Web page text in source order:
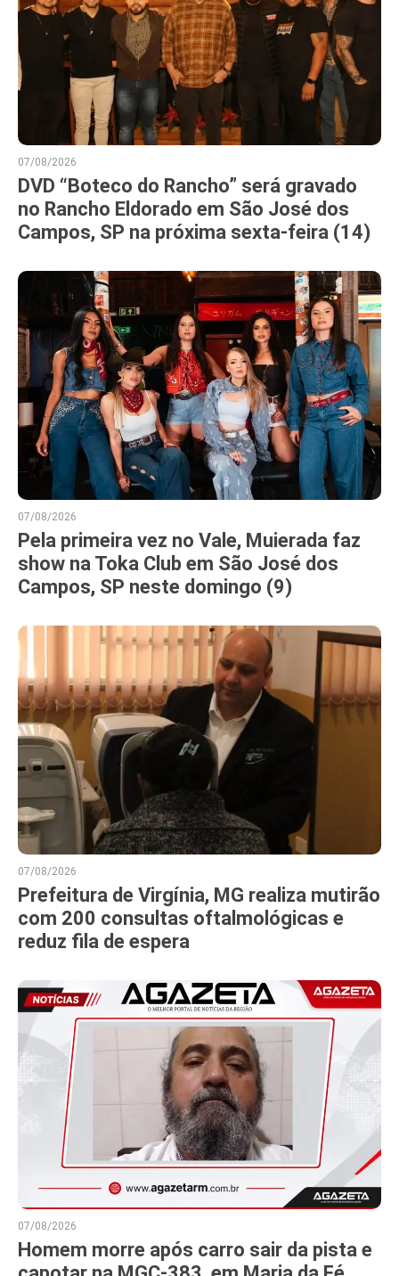
07/08/2026
DVD “Boteco do Rancho” será gravado
no Rancho Eldorado em São José dos
Campos, SP na próxima sexta-feira (14)
07/08/2026
Pela primeira vez no Vale, Muierada faz
show na Toka Club em São José dos
Campos, SP neste domingo (9)
07/08/2026
Prefeitura de Virgínia, MG realiza mutirão
com 200 consultas oftalmológicas e
reduz fila de espera
07/08/2026
Homem morre após carro sair da pista e